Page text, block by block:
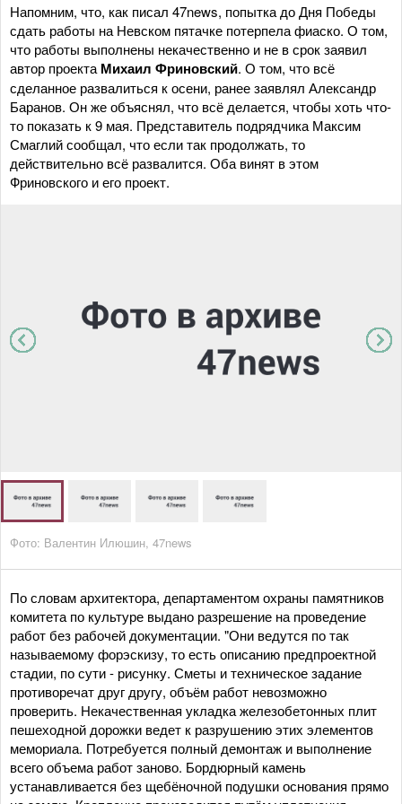
Напомним, что, как писал 47news, попытка до Дня Победы
сдать работы на Невском пятачке потерпела фиаско. О том,
что работы выполнены некачественно и не в срок заявил
автор проекта Михаил Фриновский. О том, что всё
сделанное развалиться к осени, ранее заявлял Александр
Баранов. Он же объяснял, что всё делается, чтобы хоть что-
то показать к 9 мая. Представитель подрядчика Максим
Смаглий сообщал, что если так продолжать, то
действительно всё развалится. Оба винят в этом
Фриновского и его проект.
Фото: Валентин Илюшин, 47news
По словам архитектора, департаментом охраны памятников
комитета по культуре выдано разрешение на проведение
работ без рабочей документации. "Они ведутся по так
называемому форэскизу, то есть описанию предпроектной
стадии, по сути - рисунку. Сметы и техническое задание
противоречат друг другу, объём работ невозможно
проверить. Некачественная укладка железобетонных плит
пешеходной дорожки ведет к разрушению этих элементов
мемориала. Потребуется полный демонтаж и выполнение
всего объема работ заново. Бордюрный камень
устанавливается без щебёночной подушки основания прямо